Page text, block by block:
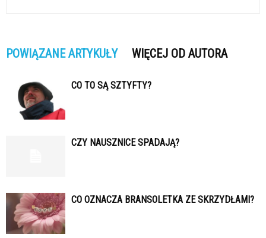
POWIĄZANE ARTYKUŁY WIĘCEJ OD AUTORA
CO TO SĄ SZTYFTY?
CZY NAUSZNICE SPADAJĄ?
CO OZNACZA BRANSOLETKA ZE SKRZYDŁAMI?